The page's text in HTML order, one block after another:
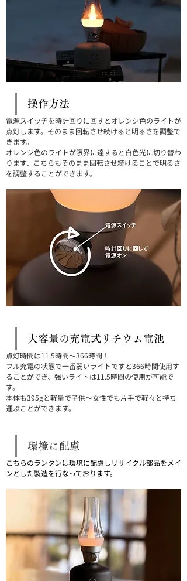
操作方法
電源スイッチを時計回りに回すとオレンジ色のライトが
点灯します。そのまま回転させ続けると明るさを調整で
きます。
オレンジ色のライトが限界に達すると白色光に切り替わ
ります、こちらもそのまま回転させ続けることで明るさ
を調整することができます。
大容量の充電式リチウム電池
点灯時間は11.5時間〜366時間！
フル充電の状態で一番弱いライトですと366時間使用す
ることができ、強いライトは11.5時間の使用が可能で
す。
本体も395gと軽量で子供〜女性でも片手で軽々と持ち
運ぶことができます。
環境に配慮
こちらのランタンは環境に配慮しリサイクル部品をメイ
ンとした製造を行なっております。